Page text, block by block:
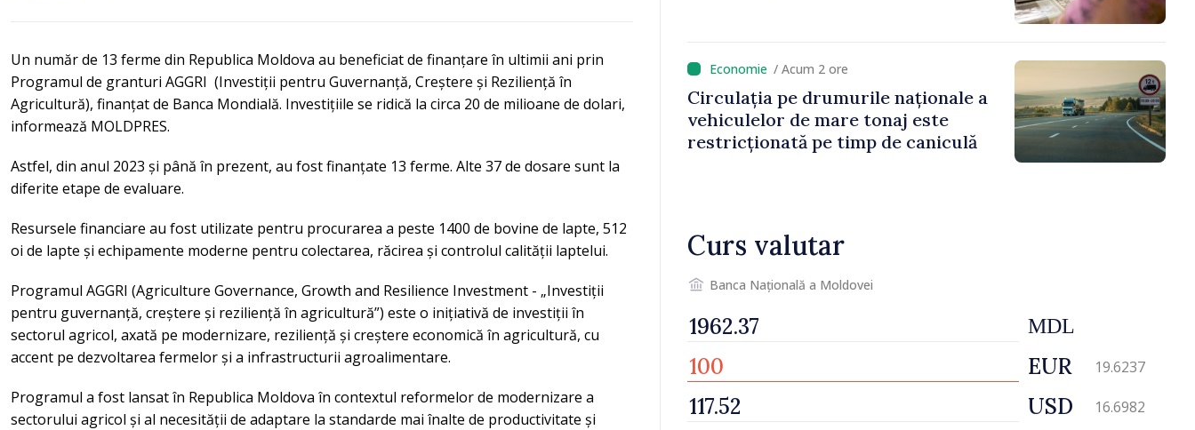
Un număr de 13 ferme din Republica Moldova au beneficiat de finanțare în ultimii ani prin
Programul de granturi AGGRI (Investiții pentru Guvernanță, Creștere și Reziliență în
Agricultură), finanțat de Banca Mondială. Investițiile se ridică la circa 20 de milioane de dolari,
informează MOLDPRES.
Astfel, din anul 2023 și până în prezent, au fost finanțate 13 ferme. Alte 37 de dosare sunt la
diferite etape de evaluare.
Resursele financiare au fost utilizate pentru procurarea a peste 1400 de bovine de lapte, 512
oi de lapte și echipamente moderne pentru colectarea, răcirea și controlul calității laptelui.
Programul AGGRI (Agriculture Governance, Growth and Resilience Investment - „Investiții
pentru guvernanță, creștere și reziliență în agricultură”) este o inițiativă de investiții în
sectorul agricol, axată pe modernizare, reziliență și creștere economică în agricultură, cu
accent pe dezvoltarea fermelor și a infrastructurii agroalimentare.
Programul a fost lansat în Republica Moldova în contextul reformelor de modernizare a
sectorului agricol și al necesității de adaptare la standarde mai înalte de productivitate și
/ Acum 2 ore
Circulația pe drumurile naționale a
vehiculelor de mare tonaj este
restricționată pe timp de caniculă
Curs valutar
Banca Națională a Moldovei
MDL
EUR 19.6237
USD 16.6982